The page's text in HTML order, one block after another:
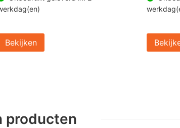
Bekijken
producten